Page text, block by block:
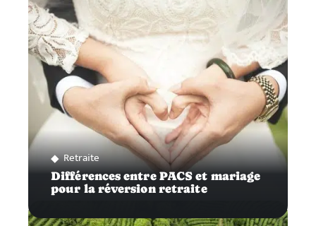
Retraite
Différences entre PACS et mariage
pour la réversion retraite